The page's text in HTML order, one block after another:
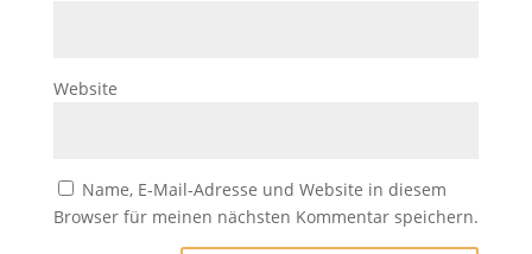
Website
Name, E-Mail-Adresse und Website in diesem
Browser für meinen nächsten Kommentar speichern.